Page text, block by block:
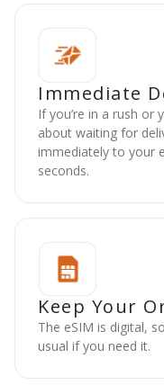
Immediate
If you’re in a rush or
about waiting for
immediately to your
seconds.
Keep Your
The eSIM is digital,
usual if you need it.